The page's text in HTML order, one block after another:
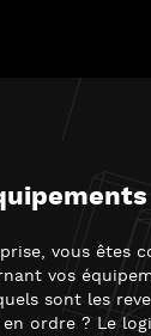
vous êtes
vos
sont les
ordre ? Le